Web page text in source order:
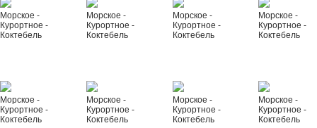
Морское -
Курортное -
Коктебель
Морское -
Курортное -
Коктебель
Морское -
Курортное -
Коктебель
Морское -
Курортное -
Коктебель
Морское -
Курортное -
Коктебель
Морское -
Курортное -
Коктебель
Морское -
Курортное -
Коктебель
Морское -
Курортное -
Коктебель